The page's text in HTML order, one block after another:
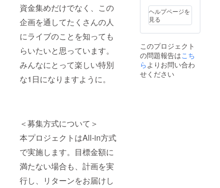
資金集めだけでなく、この
企画を通してたくさんの人
にライブのことを知っても
らいたいと思っています。
みんなにとって楽しい特別
な1日になりますように。
＜募集方式について＞
本プロジェクトはAll-in方式
で実施します。目標金額に
満たない場合も、計画を実
行し、リターンをお届けし
you
!)
Providi
ng
method
: We
will
send
※過去に
発売し
た公式
goods
GIRL
ファイ
ナルツ
アーのT
カー！
これを
着れば
君もあ
ロック
ボー
イ！パ
ンク
ガー
七分
袖 綿
100%
イン
ジェッ
トプリ
ント 〇
当日ラ
イブで
ヘルプページを
見る
このプロジェクト
の問題報告はこち
ら よりお問い合わ
せください